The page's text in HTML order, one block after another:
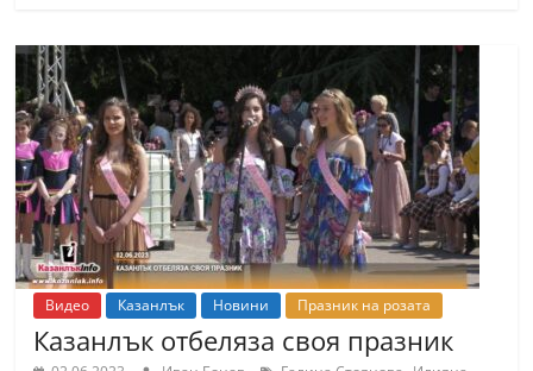
Видео Казанлък Новини Празник на розата
Казанлък отбеляза своя празник